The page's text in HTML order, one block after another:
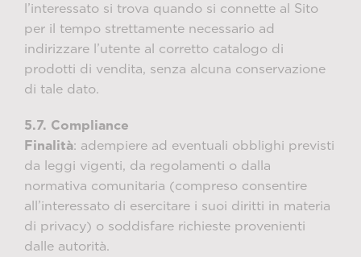
l’interessato si trova quando si connette al Sito
per il tempo strettamente necessario ad
indirizzare l’utente al corretto catalogo di
prodotti di vendita, senza alcuna conservazione
di tale dato.
5.7. Compliance
Finalità: adempiere ad eventuali obblighi previsti
da leggi vigenti, da regolamenti o dalla
normativa comunitaria (compreso consentire
all’interessato di esercitare i suoi diritti in materia
di privacy) o soddisfare richieste provenienti
dalle autorità.